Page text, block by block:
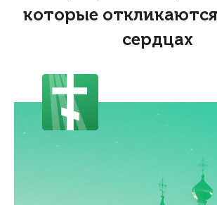
которые
сердцах